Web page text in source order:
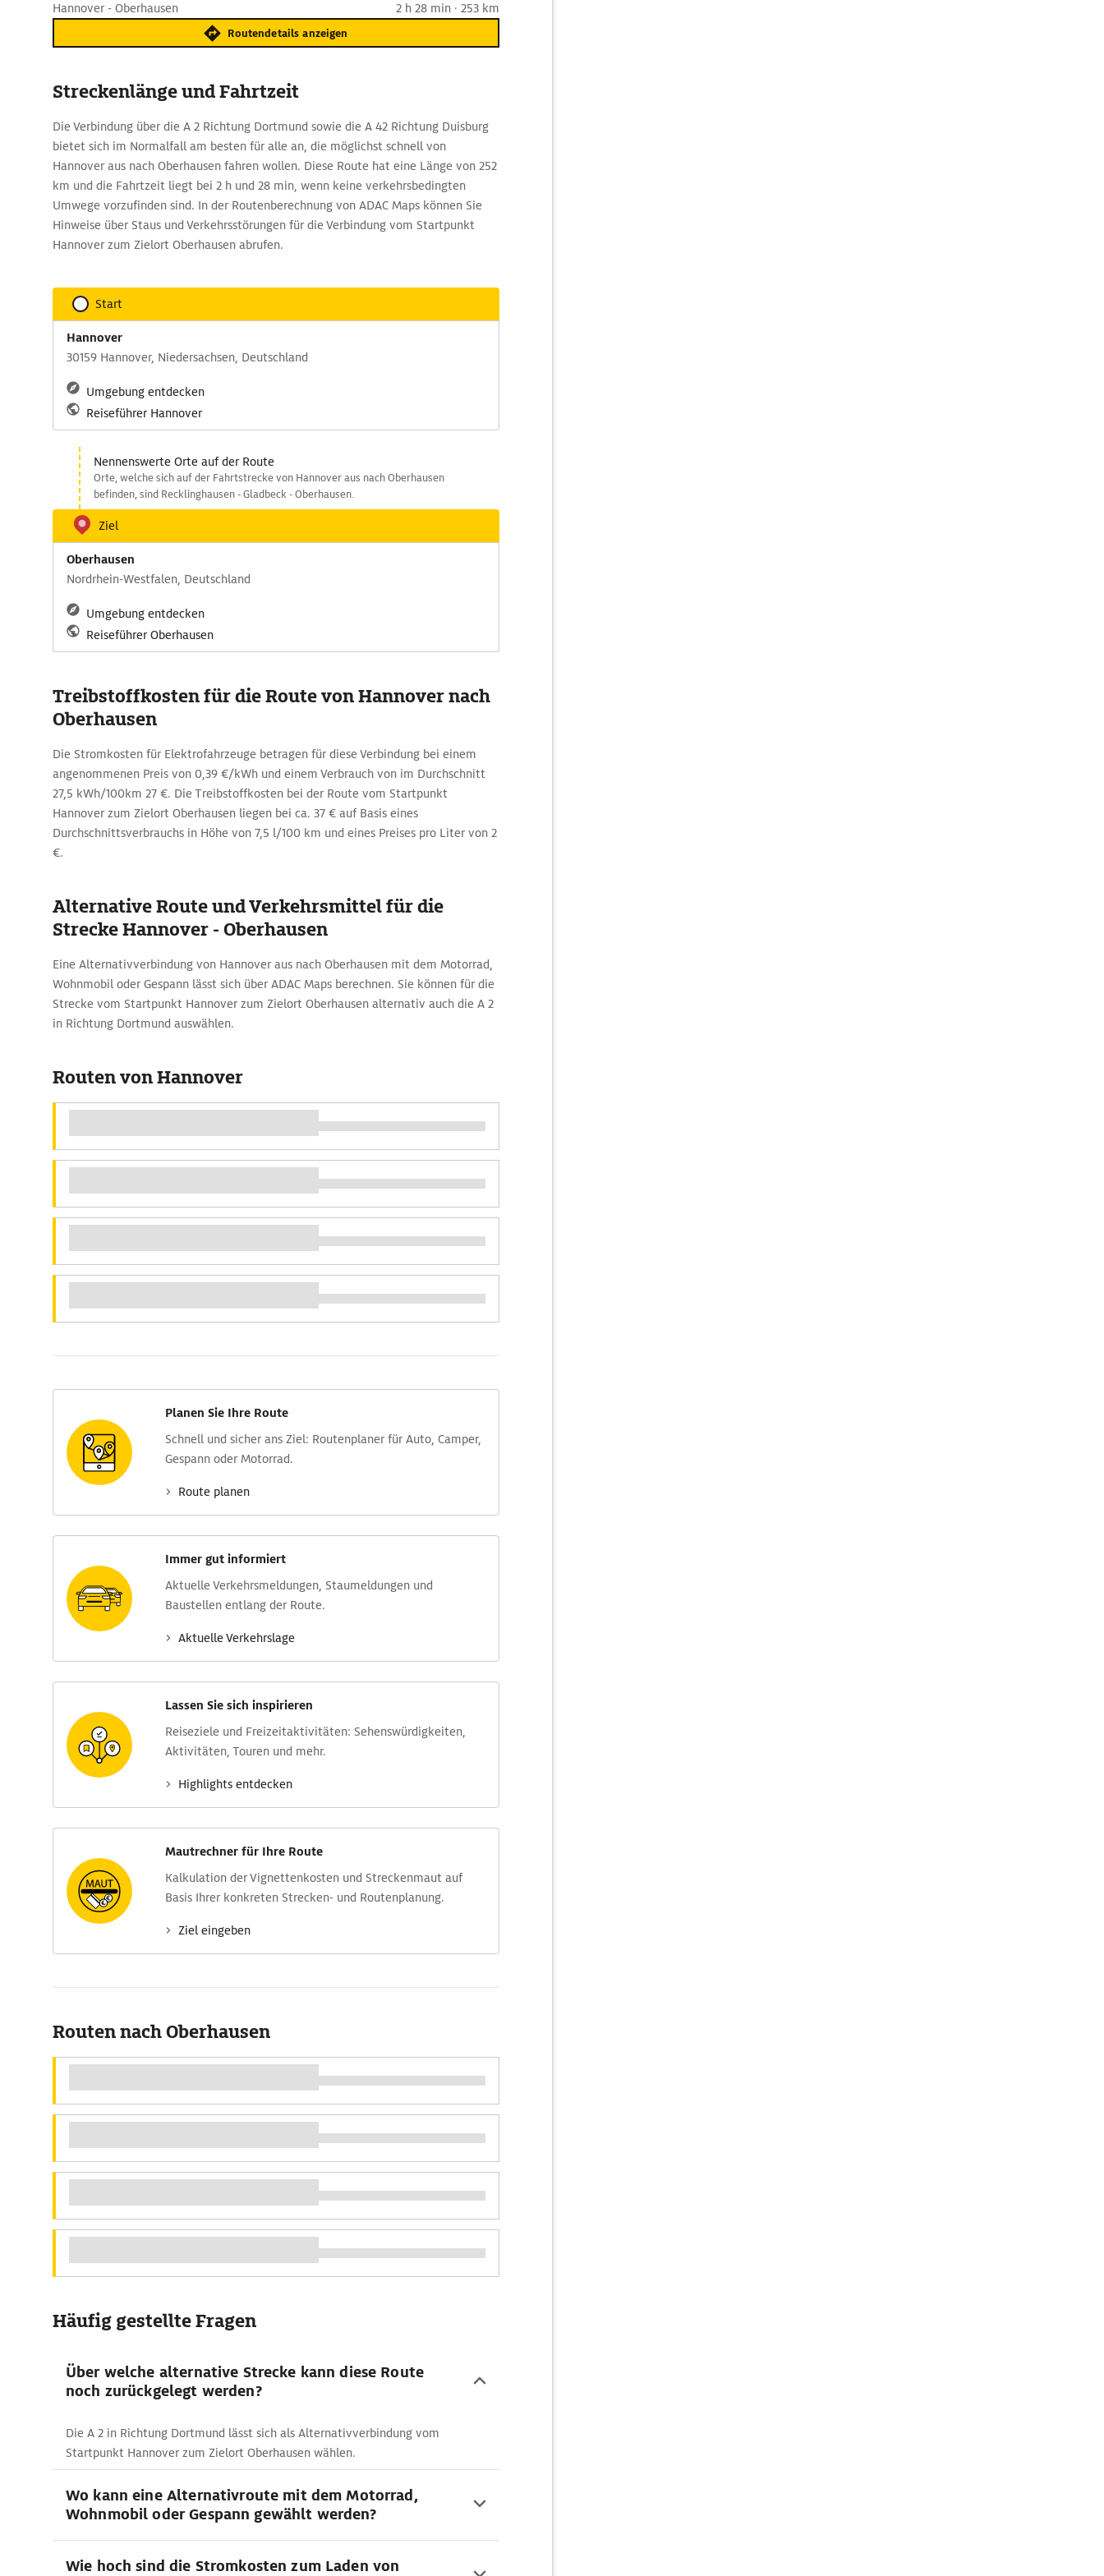
Hannover - Oberhausen 2 h 28 min · 253 km
Routendetails anzeigen
Streckenlänge und Fahrtzeit
Die Verbindung über die A 2 Richtung Dortmund sowie die A 42 Richtung Duisburg
bietet sich im Normalfall am besten für alle an, die möglichst schnell von
Hannover aus nach Oberhausen fahren wollen. Diese Route hat eine Länge von 252
km und die Fahrtzeit liegt bei 2 h und 28 min, wenn keine verkehrsbedingten
Umwege vorzufinden sind. In der Routenberechnung von ADAC Maps können Sie
Hinweise über Staus und Verkehrsstörungen für die Verbindung vom Startpunkt
Hannover zum Zielort Oberhausen abrufen.
Start
Hannover
30159 Hannover, Niedersachsen, Deutschland
Umgebung entdecken
Reiseführer Hannover
Nennenswerte Orte auf der Route
Orte, welche sich auf der Fahrtstrecke von Hannover aus nach Oberhausen
befinden, sind Recklinghausen - Gladbeck - Oberhausen.
Ziel
Oberhausen
Nordrhein-Westfalen, Deutschland
Umgebung entdecken
Reiseführer Oberhausen
Treibstoffkosten für die Route von Hannover nach
Oberhausen
Die Stromkosten für Elektrofahrzeuge betragen für diese Verbindung bei einem
angenommenen Preis von 0,39 €/kWh und einem Verbrauch von im Durchschnitt
27,5 kWh/100km 27 €. Die Treibstoffkosten bei der Route vom Startpunkt
Hannover zum Zielort Oberhausen liegen bei ca. 37 € auf Basis eines
Durchschnittsverbrauchs in Höhe von 7,5 l/100 km und eines Preises pro Liter von 2
€.
Alternative Route und Verkehrsmittel für die
Strecke Hannover - Oberhausen
Eine Alternativverbindung von Hannover aus nach Oberhausen mit dem Motorrad,
Wohnmobil oder Gespann lässt sich über ADAC Maps berechnen. Sie können für die
Strecke vom Startpunkt Hannover zum Zielort Oberhausen alternativ auch die A 2
in Richtung Dortmund auswählen.
Routen von Hannover
Planen Sie Ihre Route
Schnell und sicher ans Ziel: Routen­planer für Auto, Camper,
Gespann oder Motorrad.
Route planen
Immer gut informiert
Aktuelle Verkehrs­meldungen, Stau­meldungen und
Baustellen entlang der Route.
Aktuelle Verkehrs­lage
Lassen Sie sich inspirieren
Reise­ziele und Freizeit­aktivitäten: Sehens­würdig­keiten,
Aktivitäten, Touren und mehr.
Highlights entdecken
Mautrechner für Ihre Route
Kalkulation der Vignettenkosten und Streckenmaut auf
Basis Ihrer konkreten Strecken- und Routenplanung.
Ziel eingeben
Routen nach Oberhausen
Häufig gestellte Fragen
Über welche alternative Strecke kann diese Route
noch zurückgelegt werden?
Die A 2 in Richtung Dortmund lässt sich als Alternativverbindung vom
Startpunkt Hannover zum Zielort Oberhausen wählen.
Wo kann eine Alternativroute mit dem Motorrad,
Wohnmobil oder Gespann gewählt werden?
Wie hoch sind die Stromkosten zum Laden von